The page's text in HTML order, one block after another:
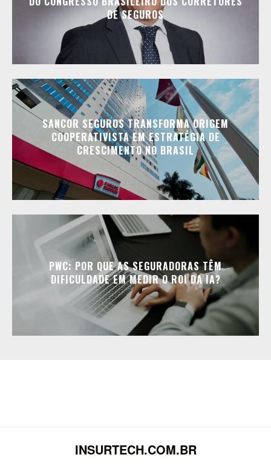
DE SEGUROS
SANCOR SEGUROS TRANSFORMA ORIGEM
COOPERATIVISTA EM ESTRATÉGIA DE
CRESCIMENTO NO BRASIL
PWC: POR QUE AS SEGURADORAS TÊM
DIFICULDADE EM MEDIR O ROI DA IA?
INSURTECH.COM.BR